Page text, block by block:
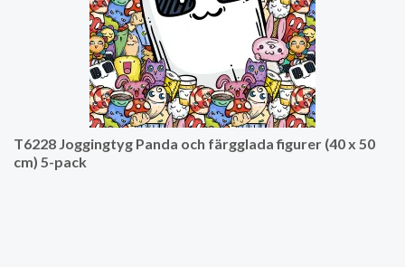
T6228 Joggingtyg Panda och färgglada figurer (40 x 50
cm) 5-pack